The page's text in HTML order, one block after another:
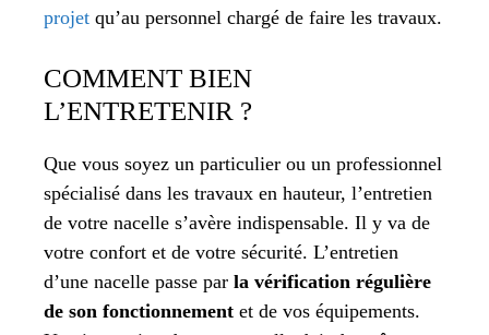
projet qu’au personnel chargé de faire les travaux.
COMMENT BIEN
L’ENTRETENIR ?
Que vous soyez un particulier ou un professionnel
spécialisé dans les travaux en hauteur, l’entretien
de votre nacelle s’avère indispensable. Il y va de
votre confort et de votre sécurité. L’entretien
d’une nacelle passe par la vérification régulière
de son fonctionnement et de vos équipements.